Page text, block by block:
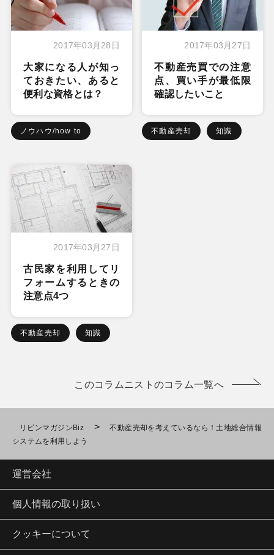
2017年03月28日
大家になる人が知っ
ておきたい、あると
便利な資格とは？
ノウハウ/how to
2017年03月27日
不動産売買での注意
点、買い手が最低限
確認したいこと
不動産売却 知識
2017年03月27日
古民家を利用してリ
フォームするときの
注意点4つ
不動産売却 知識
このコラムニストのコラム一覧へ
リビンマガジンBiz >
不動産売却を考えているなら！土地総合情報
システムを利用しよう
運営会社
個人情報の取り扱い
クッキーについて